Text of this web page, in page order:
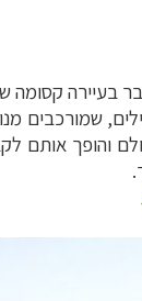
בעיירה
, שמורכבים
והופך אותם
.